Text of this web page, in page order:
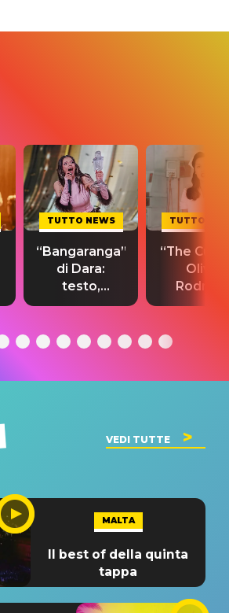
TUTTO NEWS
“Bangaranga”
di Dara:
testo,
traduzione e
del singolo
TUTTO
“The
Olivia
testo,
VEDI TUTTE
MALTA
Il best of della quinta
tappa